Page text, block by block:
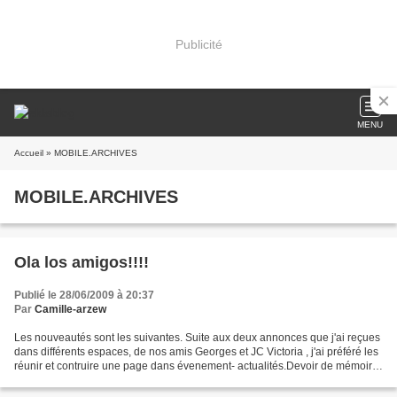
Publicité
MENU
Accueil » MOBILE.ARCHIVES
MOBILE.ARCHIVES
Ola los amigos!!!!
Publié le 28/06/2009 à 20:37
Par Camille-arzew
Les nouveautés sont les suivantes. Suite aux deux annonces que j'ai reçues
dans différents espaces, de nos amis Georges et JC Victoria , j'ai préféré les
réunir et contruire une page dans évenement- actualités.Devoir de mémoire